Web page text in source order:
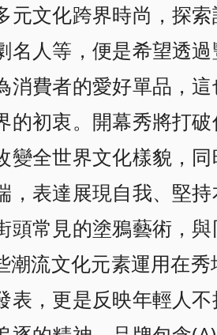
元文化跨界時尚，探
名人等， 便是希望透
消費者的愛好單品，
初衷。 開幕秀將打
變全世界文化樣貌，
表達展現自我、 堅
頭常見的塗鴉藝術，
潮流文化元素運用在
表， 更是反映年輕人